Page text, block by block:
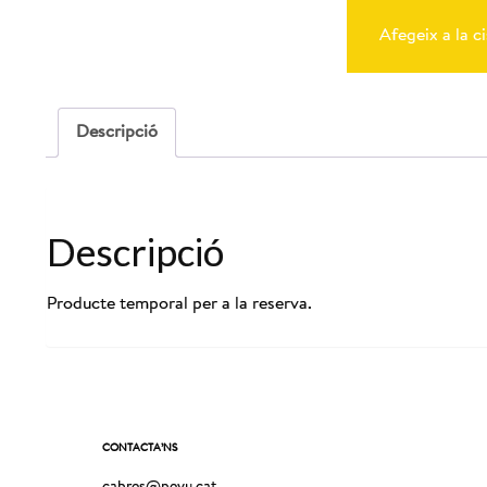
Reserva
04-
Afegeix a la
Descripció
Descripció
Producte temporal per a la reserva.
CONTACTA’NS